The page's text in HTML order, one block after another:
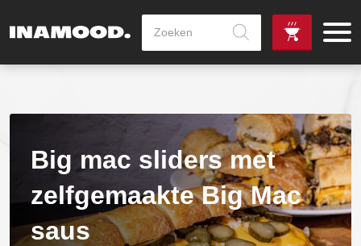
vanaf €100,-
Big mac sliders met
zelfgemaakte Big Mac
saus